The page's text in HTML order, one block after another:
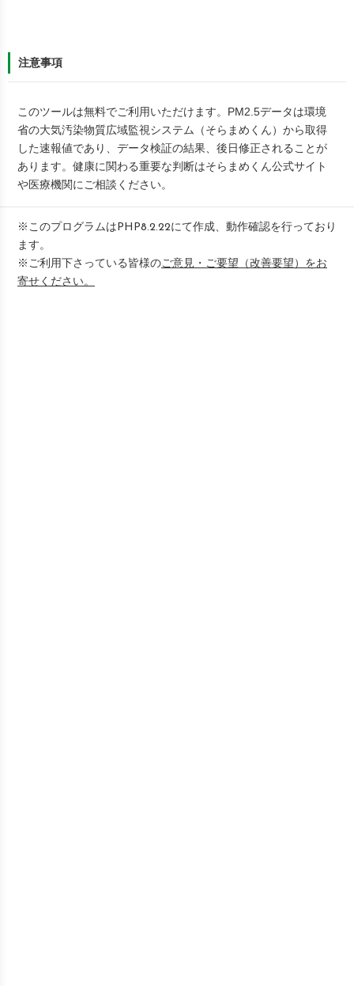
注意事項
このツールは無料でご利用いただけます。PM2.5データは環境
省の大気汚染物質広域監視システム（そらまめくん）から取得
した速報値であり、データ検証の結果、後日修正されることが
あります。健康に関わる重要な判断はそらまめくん公式サイト
や医療機関にご相談ください。
※このプログラムはPHP8.2.22にて作成、動作確認を行っており
ます。
※ご利用下さっている皆様のご意見・ご要望（改善要望）をお
寄せください。